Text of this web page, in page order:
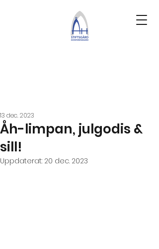
Åh-limpan, julgodis &
sill!
13 dec. 2023
Uppdaterat: 20 dec. 2023